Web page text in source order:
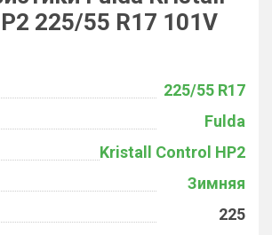
225/55 R17 101V
225/55 R17
Fulda
Kristall Control HP2
Зимняя
225